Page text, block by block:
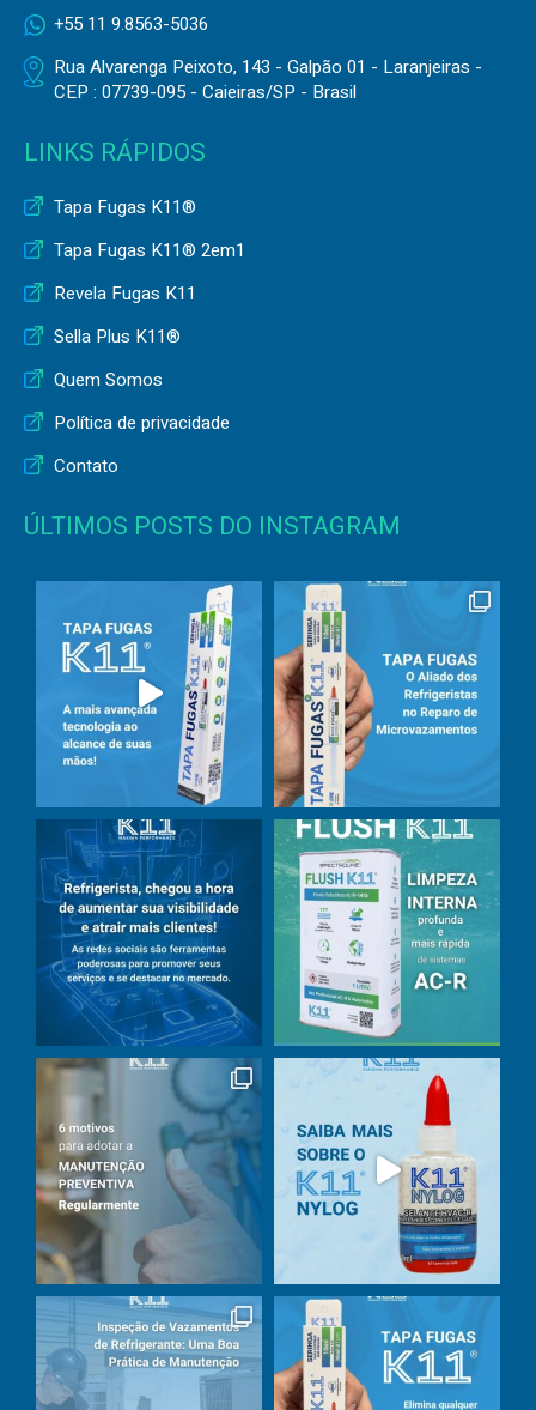
+55 11 9.8563-5036
Rua Alvarenga Peixoto, 143 - Galpão 01 - Laranjeiras -
CEP : 07739-095 - Caieiras/SP - Brasil
LINKS RÁPIDOS
Tapa Fugas K11®
Tapa Fugas K11® 2em1
Revela Fugas K11
Sella Plus K11®
Quem Somos
Política de privacidade
Contato
ÚLTIMOS POSTS DO INSTAGRAM